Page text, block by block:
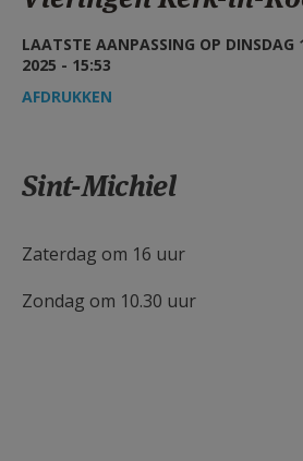
SHOP
ZOEKEN
HULP
MIJN PAROCHIE
AANMELDEN OF
LAATSTE AANPASSING OP DINSDAG
2025 - 15:53
AFDRUKKEN
St.
Sint-Michiel
Zaterdag om 16 uur
Zondag om 10.30 uur